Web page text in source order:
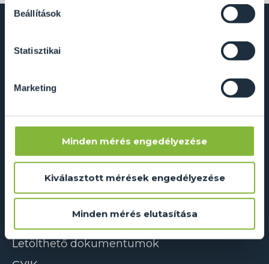
soha semmilyen formában nem fogunk visszaélni ezzel
és később bármikor megváltoztathatod a döntésed ezzel
Beállítások
Statisztikai
Marketing
Minden mérés engedélyezése
Kiválasztott mérések engedélyezése
Minden mérés elutasítása
Dual Glass Kft.
info@dualglass.hu
Adatkezelés és süti szabályzat
ÉMI-TÜV tanúsítvány
Letölthető dokumentumok